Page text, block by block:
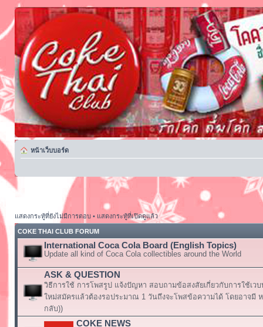
หน้าเว็บบอร์ด
แสดงกระทู้ที่ยังไม่มีการตอบ• แสดงกระทู้ที่เปิดดูแล้ว
COKE THAI CLUB FORUM
International Coca Cola Board (English Topics)
Update all kind of Coca Cola collectibles around the World
ASK & QUESTION
วิธีการใช้ การโพสรูป แจ้งปัญหา สอบถามข้อสงสัยเกี่ยวกับการใช้เว
ใหม่สมัครแล้วต้องรอประมาณ 1 วันถึงจะโพสข้อความได้ โดยอาจมี
กลับ))
COKE NEWS